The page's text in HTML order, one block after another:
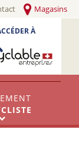
Magasins
À